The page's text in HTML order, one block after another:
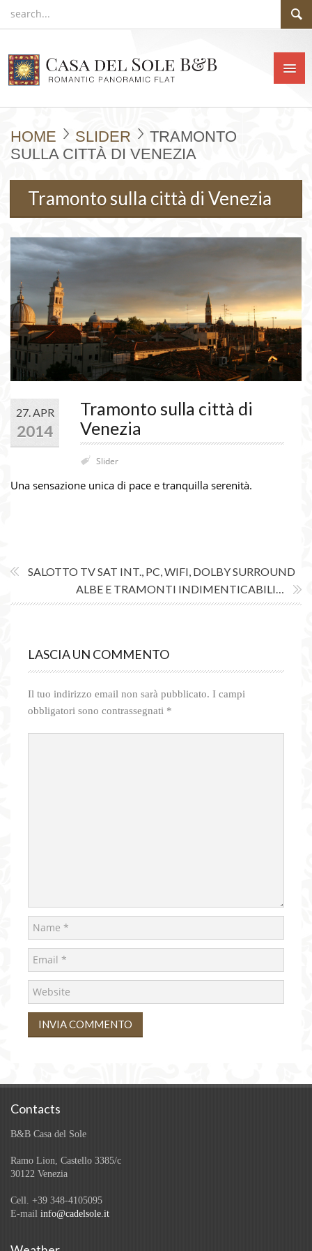
HOME SLIDER
TRAMONTO
SULLA CITTÀ DI VENEZIA
Tramonto sulla città di Venezia
27. APR
2014
Tramonto sulla città di
Venezia
Slider
Una sensazione unica di pace e tranquilla serenità.
SALOTTO TV SAT INT., PC, WIFI, DOLBY SURROUND
ALBE E TRAMONTI INDIMENTICABILI…
LASCIA UN COMMENTO
Il tuo indirizzo email non sarà pubblicato. I campi
obbligatori sono contrassegnati *
Contacts
B&B Casa del Sole
Ramo Lion, Castello 3385/c
30122 Venezia
Cell. +39 348-4105095
E-mail info@cadelsole.it